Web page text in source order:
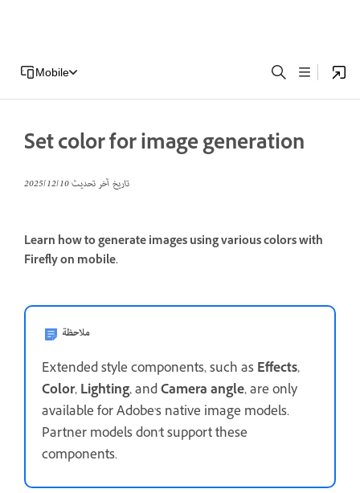
Mobile
Set color for image generation
تاريخ آخر تحديث10‏/12‏/2025
Learn how to generate images using various colors with
Firefly on mobile.
ملاحظة
Extended style components, such asEffects,
Color,Lighting, andCamera angle, are only
available for Adobe's native image models.
Partner models don't support these
components.